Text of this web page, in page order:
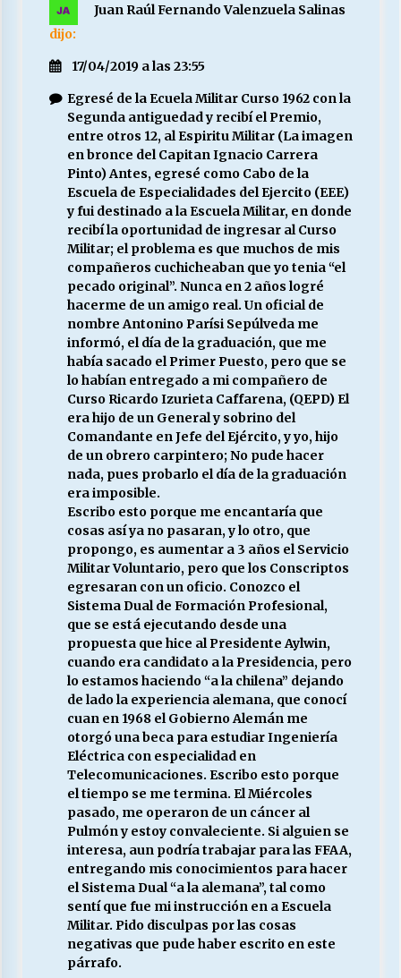
Juan Raúl Fernando Valenzuela Salinas
dijo:
17/04/2019 a las 23:55
Egresé de la Ecuela Militar Curso 1962 con la
Segunda antiguedad y recibí el Premio,
entre otros 12, al Espiritu Militar (La imagen
en bronce del Capitan Ignacio Carrera
Pinto) Antes, egresé como Cabo de la
Escuela de Especialidades del Ejercito (EEE)
y fui destinado a la Escuela Militar, en donde
recibí la oportunidad de ingresar al Curso
Militar; el problema es que muchos de mis
compañeros cuchicheaban que yo tenia “el
pecado original”. Nunca en 2 años logré
hacerme de un amigo real. Un oficial de
nombre Antonino Parísi Sepúlveda me
informó, el día de la graduación, que me
había sacado el Primer Puesto, pero que se
lo habían entregado a mi compañero de
Curso Ricardo Izurieta Caffarena, (QEPD) El
era hijo de un General y sobrino del
Comandante en Jefe del Ejército, y yo, hijo
de un obrero carpintero; No pude hacer
nada, pues probarlo el día de la graduación
era imposible.
Escribo esto porque me encantaría que
cosas así ya no pasaran, y lo otro, que
propongo, es aumentar a 3 años el Servicio
Militar Voluntario, pero que los Conscriptos
egresaran con un oficio. Conozco el
Sistema Dual de Formación Profesional,
que se está ejecutando desde una
propuesta que hice al Presidente Aylwin,
cuando era candidato a la Presidencia, pero
lo estamos haciendo “a la chilena” dejando
de lado la experiencia alemana, que conocí
cuan en 1968 el Gobierno Alemán me
otorgó una beca para estudiar Ingeniería
Eléctrica con especialidad en
Telecomunicaciones. Escribo esto porque
el tiempo se me termina. El Miércoles
pasado, me operaron de un cáncer al
Pulmón y estoy convaleciente. Si alguien se
interesa, aun podría trabajar para las FFAA,
entregando mis conocimientos para hacer
el Sistema Dual “a la alemana”, tal como
sentí que fue mi instrucción en a Escuela
Militar. Pido disculpas por las cosas
negativas que pude haber escrito en este
párrafo.